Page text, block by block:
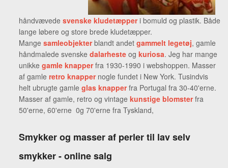
håndvævede svenske kludetæpperi bomuld og plastik. Både
lange løbere og store brede kludetæpper.
Mange samleobjekterblandt andet gammelt legetøj, gamle
håndmalede svenske dalarheste og kuriosa. Jeg har mange
unikke gamle knapper fra 1930-1990 i webshoppen. Masser
af gamle retro knappernogle fundet i New York. Tusindvis
helt ubrugte gamle glas knapperfra Portugal fra 30-40'erne.
Masser af gamle, retro og vintage kunstige blomsterfra
50'erne, 60'erne 0g 70'erne fra Tyskland,
Smykker og masser af perler til lav selv
smykker - online salg